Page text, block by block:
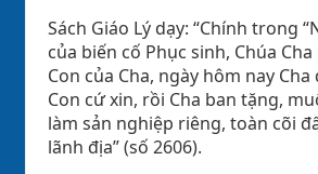
Sách Giáo Lý dạy: “Chính trong
của biến cố Phục sinh, Chúa Cha
Con của Cha, ngày hôm nay Cha
Con cứ xin, rồi Cha ban tặng,
làm sản nghiệp riêng, toàn cõi
lãnh địa” (số 2606).